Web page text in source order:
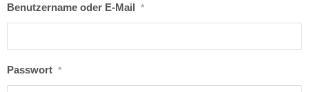
Benutzername oder E-Mail *
Passwort *